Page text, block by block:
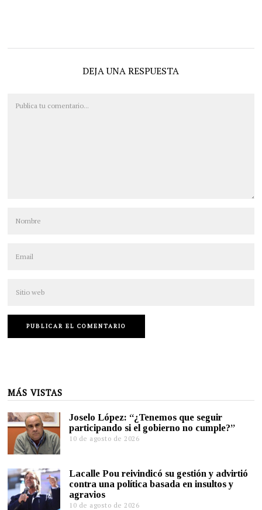
DEJA UNA RESPUESTA
MÁS VISTAS
Joselo López: “¿Tenemos que seguir
participando si el gobierno no cumple?”
10 de agosto de 2026
Lacalle Pou reivindicó su gestión y advirtió
contra una política basada en insultos y
agravios
10 de agosto de 2026